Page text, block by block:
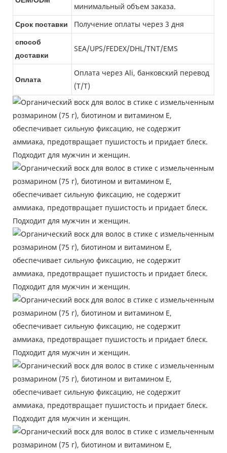
минимальный объем заказа.
Срок поставки Получение оплаты через 3 дня
способ
доставки
SEA/UPS/FEDEX/DHL/TNT/EMS
Оплата
Оплата через Ali, банковский перевод
(T/T)